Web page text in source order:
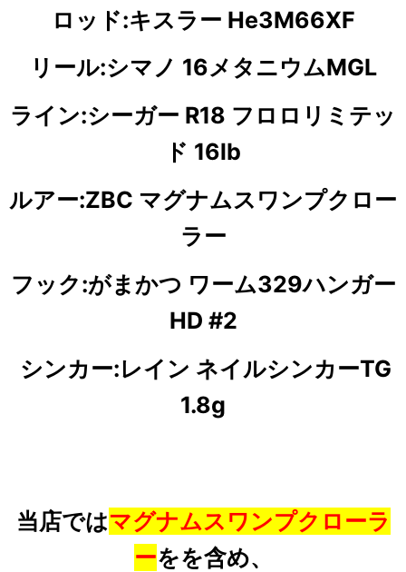
ロッド:キスラー He3M66XF
リール:シマノ 16メタニウムMGL
ライン:シーガー R18 フロロリミテッ
ド 16lb
ルアー:ZBC マグナムスワンプクロー
ラー
フック:がまかつ ワーム329ハンガー
HD #2
シンカー:レイン ネイルシンカーTG
1.8g
当店ではマグナムスワンプクローラ
ーをを含め、